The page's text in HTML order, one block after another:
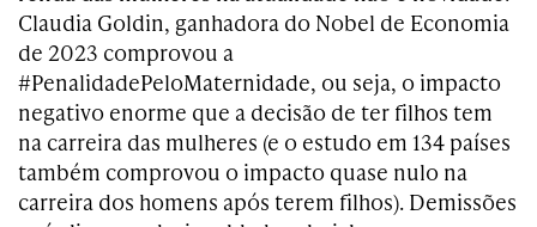
Claudia Goldin, ganhadora do Nobel de Economia
de 2023 comprovou a
#PenalidadePeloMaternidade, ou seja, o impacto
negativo enorme que a decisão de ter filhos tem
na carreira das mulheres (e o estudo em 134 países
também comprovou o impacto quase nulo na
carreira dos homens após terem filhos). Demissões